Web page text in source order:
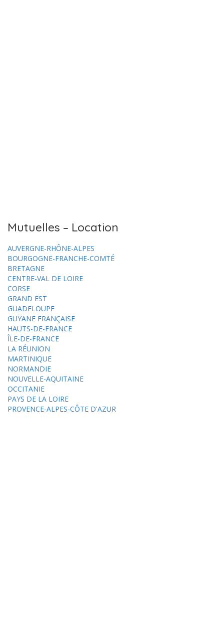
Mutuelles – Location
AUVERGNE-RHÔNE-ALPES
BOURGOGNE-FRANCHE-COMTÉ
BRETAGNE
CENTRE-VAL DE LOIRE
CORSE
GRAND EST
GUADELOUPE
GUYANE FRANÇAISE
HAUTS-DE-FRANCE
ÎLE-DE-FRANCE
LA RÉUNION
MARTINIQUE
NORMANDIE
NOUVELLE-AQUITAINE
OCCITANIE
PAYS DE LA LOIRE
PROVENCE-ALPES-CÔTE D'AZUR